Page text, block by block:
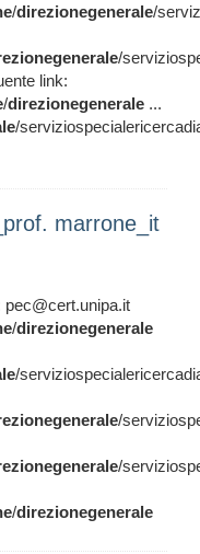
/direzionegenerale/
/
link:
/direzionegenerale ...
/
marrone_it
pec@cert.unipa.it
/direzionegenerale
/
/
/
/direzionegenerale